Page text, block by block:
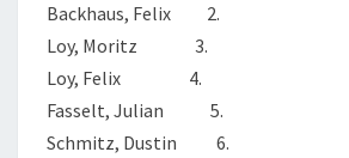
Backhaus, Felix 2.
Loy, Moritz 3.
Loy, Felix 4.
Fasselt, Julian 5.
Schmitz, Dustin 6.